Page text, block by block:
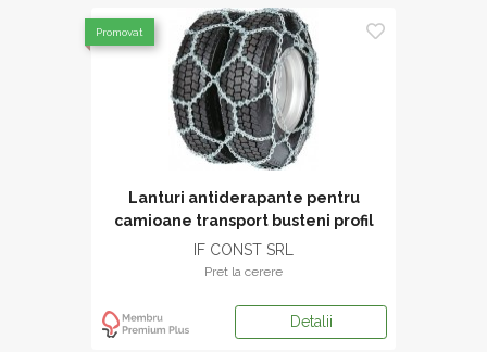
Lanturi antiderapante pentru
camioane transport busteni profil
Greifsteg Zwilling
IF CONST SRL
Pret la cerere
Detalii
Promovat